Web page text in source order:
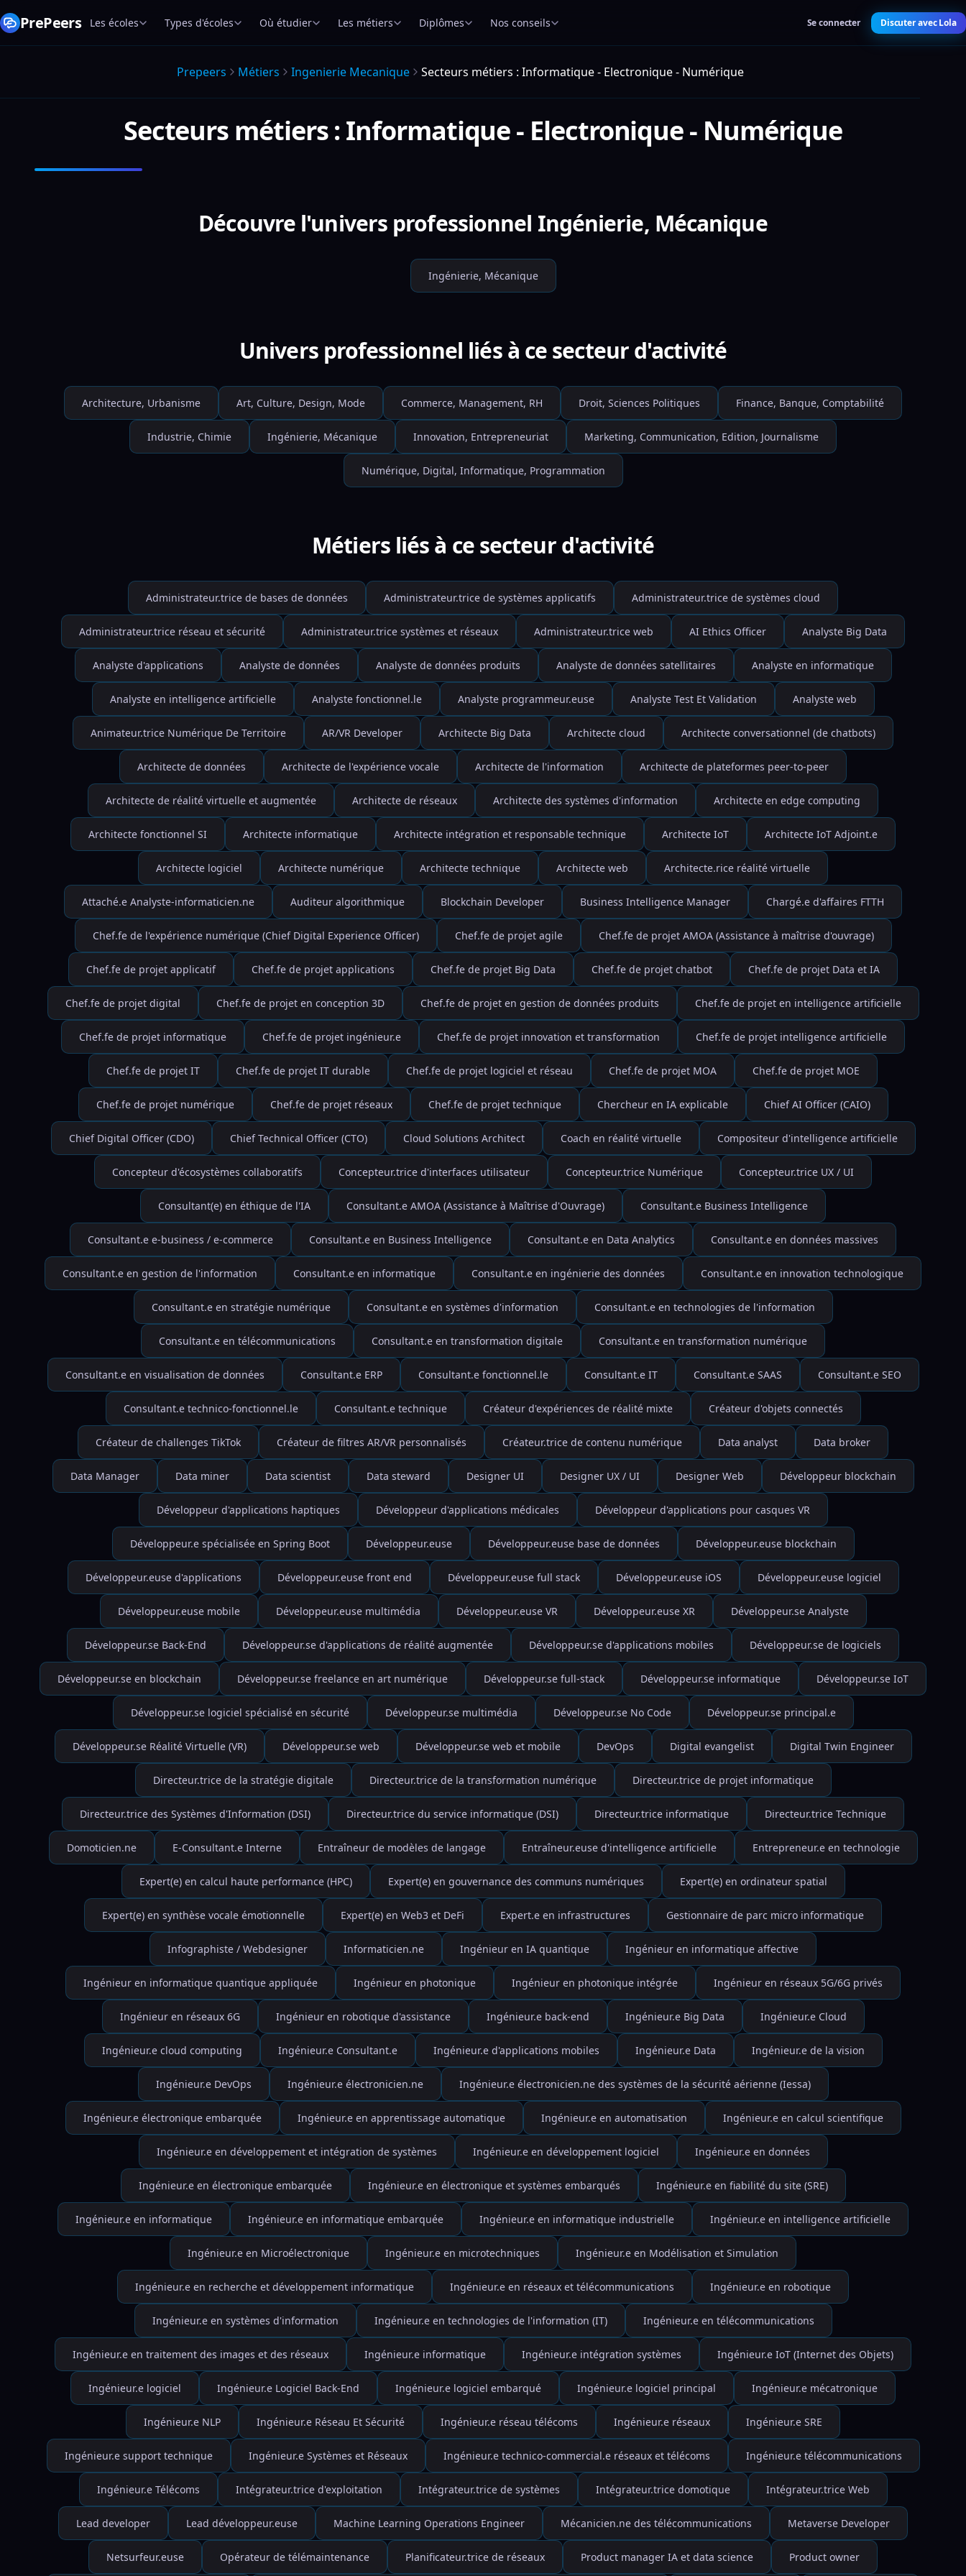
PrePeers Les écoles Types d'écoles Où étudier Les métiers Diplômes Nos conseils Se connecter Discuter avec Lola
Prepeers Métiers Ingenierie Mecanique Secteurs métiers : Informatique - Electronique - Numérique
Secteurs métiers : Informatique - Electronique - Numérique
Découvre l'univers professionnel Ingénierie, Mécanique
Ingénierie, Mécanique
Univers professionnel liés à ce secteur d'activité
Architecture, Urbanisme Art, Culture, Design, Mode Commerce, Management, RH Droit, Sciences Politiques Finance, Banque, Comptabilité
Industrie, Chimie Ingénierie, Mécanique Innovation, Entrepreneuriat Marketing, Communication, Edition, Journalisme
Numérique, Digital, Informatique, Programmation
Métiers liés à ce secteur d'activité
Administrateur.trice de bases de données Administrateur.trice de systèmes applicatifs Administrateur.trice de systèmes cloud
Administrateur.trice réseau et sécurité Administrateur.trice systèmes et réseaux Administrateur.trice web AI Ethics Officer Analyste Big Data
Analyste d'applications Analyste de données Analyste de données produits Analyste de données satellitaires Analyste en informatique
Analyste en intelligence artificielle Analyste fonctionnel.le Analyste programmeur.euse Analyste Test Et Validation Analyste web
Animateur.trice Numérique De Territoire AR/VR Developer Architecte Big Data Architecte cloud Architecte conversationnel (de chatbots)
Architecte de données Architecte de l'expérience vocale Architecte de l'information Architecte de plateformes peer-to-peer
Architecte de réalité virtuelle et augmentée Architecte de réseaux Architecte des systèmes d'information Architecte en edge computing
Architecte fonctionnel SI Architecte informatique Architecte intégration et responsable technique Architecte IoT Architecte IoT Adjoint.e
Architecte logiciel Architecte numérique Architecte technique Architecte web Architecte.rice réalité virtuelle
Attaché.e Analyste-informaticien.ne Auditeur algorithmique Blockchain Developer Business Intelligence Manager Chargé.e d'affaires FTTH
Chef.fe de l'expérience numérique (Chief Digital Experience Officer) Chef.fe de projet agile Chef.fe de projet AMOA (Assistance à maîtrise d'ouvrage)
Chef.fe de projet applicatif Chef.fe de projet applications Chef.fe de projet Big Data Chef.fe de projet chatbot Chef.fe de projet Data et IA
Chef.fe de projet digital Chef.fe de projet en conception 3D Chef.fe de projet en gestion de données produits Chef.fe de projet en intelligence artificielle
Chef.fe de projet informatique Chef.fe de projet ingénieur.e Chef.fe de projet innovation et transformation Chef.fe de projet intelligence artificielle
Chef.fe de projet IT Chef.fe de projet IT durable Chef.fe de projet logiciel et réseau Chef.fe de projet MOA Chef.fe de projet MOE
Chef.fe de projet numérique Chef.fe de projet réseaux Chef.fe de projet technique Chercheur en IA explicable Chief AI Officer (CAIO)
Chief Digital Officer (CDO) Chief Technical Officer (CTO) Cloud Solutions Architect Coach en réalité virtuelle Compositeur d'intelligence artificielle
Concepteur d'écosystèmes collaboratifs Concepteur.trice d'interfaces utilisateur Concepteur.trice Numérique Concepteur.trice UX / UI
Consultant(e) en éthique de l'IA Consultant.e AMOA (Assistance à Maîtrise d'Ouvrage) Consultant.e Business Intelligence
Consultant.e e-business / e-commerce Consultant.e en Business Intelligence Consultant.e en Data Analytics Consultant.e en données massives
Consultant.e en gestion de l'information Consultant.e en informatique Consultant.e en ingénierie des données Consultant.e en innovation technologique
Consultant.e en stratégie numérique Consultant.e en systèmes d'information Consultant.e en technologies de l'information
Consultant.e en télécommunications Consultant.e en transformation digitale Consultant.e en transformation numérique
Consultant.e en visualisation de données Consultant.e ERP Consultant.e fonctionnel.le Consultant.e IT Consultant.e SAAS Consultant.e SEO
Consultant.e technico-fonctionnel.le Consultant.e technique Créateur d'expériences de réalité mixte Créateur d'objets connectés
Créateur de challenges TikTok Créateur de filtres AR/VR personnalisés Créateur.trice de contenu numérique Data analyst Data broker
Data Manager Data miner Data scientist Data steward Designer UI Designer UX / UI Designer Web Développeur blockchain
Développeur d'applications haptiques Développeur d'applications médicales Développeur d'applications pour casques VR
Développeur.e spécialisée en Spring Boot Développeur.euse Développeur.euse base de données Développeur.euse blockchain
Développeur.euse d'applications Développeur.euse front end Développeur.euse full stack Développeur.euse iOS Développeur.euse logiciel
Développeur.euse mobile Développeur.euse multimédia Développeur.euse VR Développeur.euse XR Développeur.se Analyste
Développeur.se Back-End Développeur.se d'applications de réalité augmentée Développeur.se d'applications mobiles Développeur.se de logiciels
Développeur.se en blockchain Développeur.se freelance en art numérique Développeur.se full-stack Développeur.se informatique Développeur.se IoT
Développeur.se logiciel spécialisé en sécurité Développeur.se multimédia Développeur.se No Code Développeur.se principal.e
Développeur.se Réalité Virtuelle (VR) Développeur.se web Développeur.se web et mobile DevOps Digital evangelist Digital Twin Engineer
Directeur.trice de la stratégie digitale Directeur.trice de la transformation numérique Directeur.trice de projet informatique
Directeur.trice des Systèmes d'Information (DSI) Directeur.trice du service informatique (DSI) Directeur.trice informatique Directeur.trice Technique
Domoticien.ne E-Consultant.e Interne Entraîneur de modèles de langage Entraîneur.euse d'intelligence artificielle Entrepreneur.e en technologie
Expert(e) en calcul haute performance (HPC) Expert(e) en gouvernance des communs numériques Expert(e) en ordinateur spatial
Expert(e) en synthèse vocale émotionnelle Expert(e) en Web3 et DeFi Expert.e en infrastructures Gestionnaire de parc micro informatique
Infographiste / Webdesigner Informaticien.ne Ingénieur en IA quantique Ingénieur en informatique affective
Ingénieur en informatique quantique appliquée Ingénieur en photonique Ingénieur en photonique intégrée Ingénieur en réseaux 5G/6G privés
Ingénieur en réseaux 6G Ingénieur en robotique d'assistance Ingénieur.e back-end Ingénieur.e Big Data Ingénieur.e Cloud
Ingénieur.e cloud computing Ingénieur.e Consultant.e Ingénieur.e d'applications mobiles Ingénieur.e Data Ingénieur.e de la vision
Ingénieur.e DevOps Ingénieur.e électronicien.ne Ingénieur.e électronicien.ne des systèmes de la sécurité aérienne (Iessa)
Ingénieur.e électronique embarquée Ingénieur.e en apprentissage automatique Ingénieur.e en automatisation Ingénieur.e en calcul scientifique
Ingénieur.e en développement et intégration de systèmes Ingénieur.e en développement logiciel Ingénieur.e en données
Ingénieur.e en électronique embarquée Ingénieur.e en électronique et systèmes embarqués Ingénieur.e en fiabilité du site (SRE)
Ingénieur.e en informatique Ingénieur.e en informatique embarquée Ingénieur.e en informatique industrielle Ingénieur.e en intelligence artificielle
Ingénieur.e en Microélectronique Ingénieur.e en microtechniques Ingénieur.e en Modélisation et Simulation
Ingénieur.e en recherche et développement informatique Ingénieur.e en réseaux et télécommunications Ingénieur.e en robotique
Ingénieur.e en systèmes d'information Ingénieur.e en technologies de l'information (IT) Ingénieur.e en télécommunications
Ingénieur.e en traitement des images et des réseaux Ingénieur.e informatique Ingénieur.e intégration systèmes Ingénieur.e IoT (Internet des Objets)
Ingénieur.e logiciel Ingénieur.e Logiciel Back-End Ingénieur.e logiciel embarqué Ingénieur.e logiciel principal Ingénieur.e mécatronique
Ingénieur.e NLP Ingénieur.e Réseau Et Sécurité Ingénieur.e réseau télécoms Ingénieur.e réseaux Ingénieur.e SRE
Ingénieur.e support technique Ingénieur.e Systèmes et Réseaux Ingénieur.e technico-commercial.e réseaux et télécoms Ingénieur.e télécommunications
Ingénieur.e Télécoms Intégrateur.trice d'exploitation Intégrateur.trice de systèmes Intégrateur.trice domotique Intégrateur.trice Web
Lead developer Lead développeur.euse Machine Learning Operations Engineer Mécanicien.ne des télécommunications Metaverse Developer
Netsurfeur.euse Opérateur de télémaintenance Planificateur.trice de réseaux Product manager IA et data science Product owner